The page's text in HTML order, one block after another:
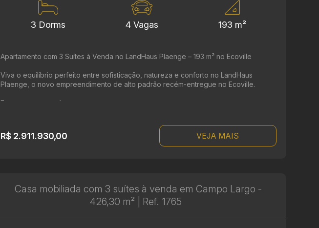
3 Dorms 4 Vagas 193 m²
Apartamento com 3 Suítes à Venda no LandHaus Plaenge – 193 m² no Ecoville
Viva o equilíbrio perfeito entre sofisticação, natureza e conforto no LandHaus
Plaenge, o novo empreendimento de alto padrão recém-entregue no Ecoville.
Este apartamento à ...
R$ 2.911.930,00 VEJA MAIS
Casa mobiliada com 3 suítes à venda em Campo Largo -
426,30 m² | Ref. 1765